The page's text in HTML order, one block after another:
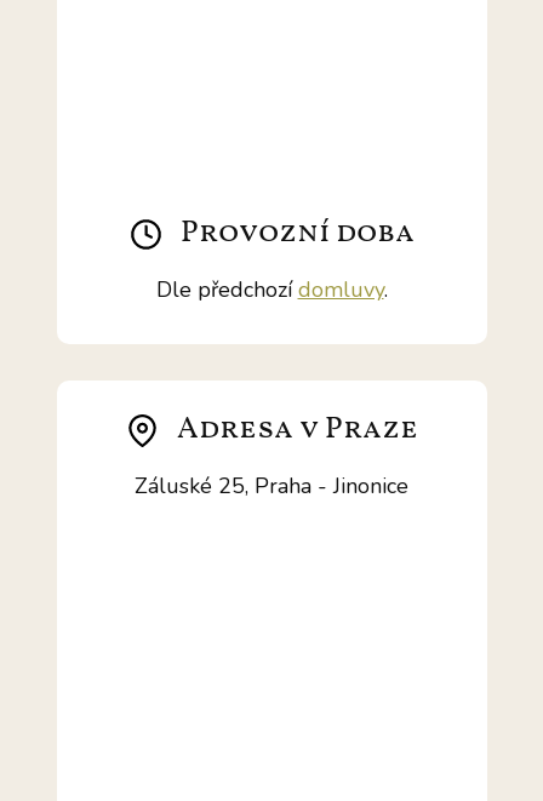
Provozní doba
Dle předchozídomluvy.
Adresa v Praze
Záluské 25, Praha - Jinonice